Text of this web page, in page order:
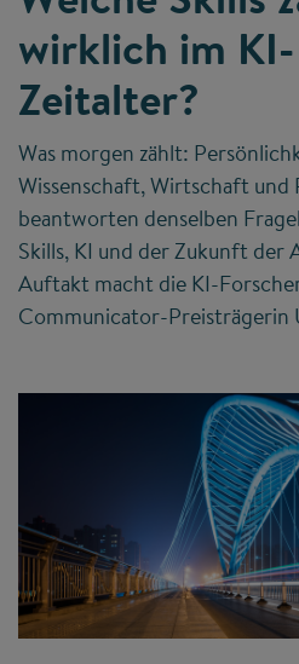
wirklich im KI-
Zeitalter?
Was morgen zählt:
Wissenschaft, Wirtschaft und
beantworten denselben
Skills, KI und der Zukunft der
Auftakt macht die KI-
Communicator-Preisträgerin